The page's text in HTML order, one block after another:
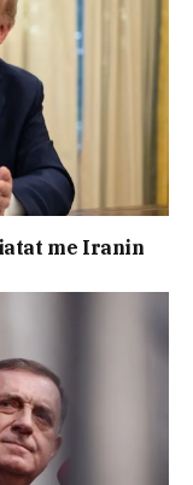
me Iranin